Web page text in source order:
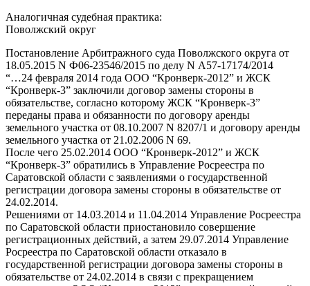
Аналогичная судебная практика:
Поволжский округ
Постановление Арбитражного суда Поволжского округа от
18.05.2015 N Ф06-23546/2015 по делу N А57-17174/2014
“…24 февраля 2014 года ООО “Кронверк-2012” и ЖСК
“Кронверк-3” заключили договор замены стороны в
обязательстве, согласно которому ЖСК “Кронверк-3”
переданы права и обязанности по договору аренды
земельного участка от 08.10.2007 N 8207/1 и договору аренды
земельного участка от 21.02.2006 N 69.
После чего 25.02.2014 ООО “Кронверк-2012” и ЖСК
“Кронверк-3” обратились в Управление Росреестра по
Саратовской области с заявлениями о государственной
регистрации договора замены стороны в обязательстве от
24.02.2014.
Решениями от 14.03.2014 и 11.04.2014 Управление Росреестра
по Саратовской области приостановило совершение
регистрационных действий, а затем 29.07.2014 Управление
Росреестра по Саратовской области отказало в
государственной регистрации договора замены стороны в
обязательстве от 24.02.2014 в связи с прекращением